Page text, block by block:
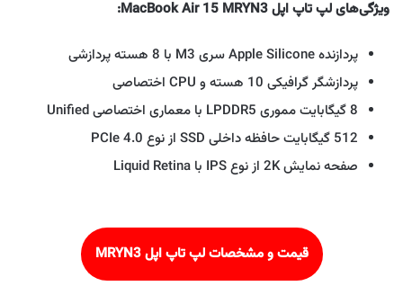
ویژگی‌های لپ تاپ اپل MacBook Air 15 MRYN3:
پردازنده Apple Silicone سری M3 با 8 هسته پردازشی
پردازشگر گرافیکی 10 هسته و CPU اختصاصی
8 گیگابایت مموری LPDDR5 با معماری اختصاصی Unified
512 گیگابایت حافظه داخلی SSD از نوع PCIe 4.0
صفحه نمایش 2K از نوع IPS با Liquid Retina
قیمت و مشخصات لپ تاپ اپلMRYN3